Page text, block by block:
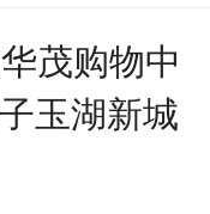
茂购物中
玉湖新城